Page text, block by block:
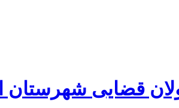
قضایی شهرستان